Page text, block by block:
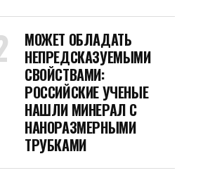
МОЖЕТ ОБЛАДАТЬ
НЕПРЕДСКАЗУЕМЫМИ
СВОЙСТВАМИ:
РОССИЙСКИЕ УЧЕНЫЕ
НАШЛИ МИНЕРАЛ С
НАНОРАЗМЕРНЫМИ
ТРУБКАМИ